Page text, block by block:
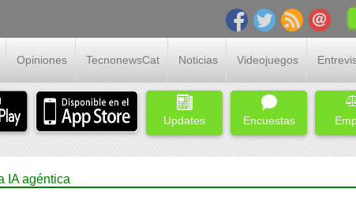
Opiniones TecnonewsCat Noticias Videojuegos
Updates Encuestas
IA agéntica